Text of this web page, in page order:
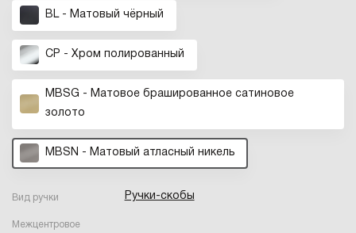
BL - Матовый чёрный
CP - Хром полированный
MBSG - Матовое брашированное сатиновое
золото
MBSN - Матовый атласный никель
Вид ручки Ручки-скобы
Межцентровое